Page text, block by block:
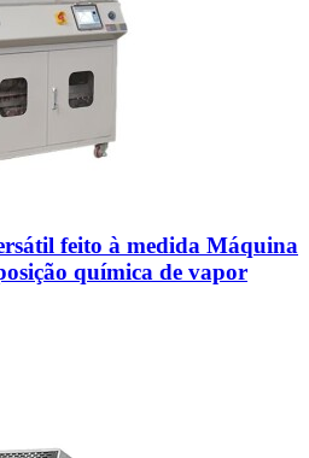
feito à medida Máquina
química de vapor